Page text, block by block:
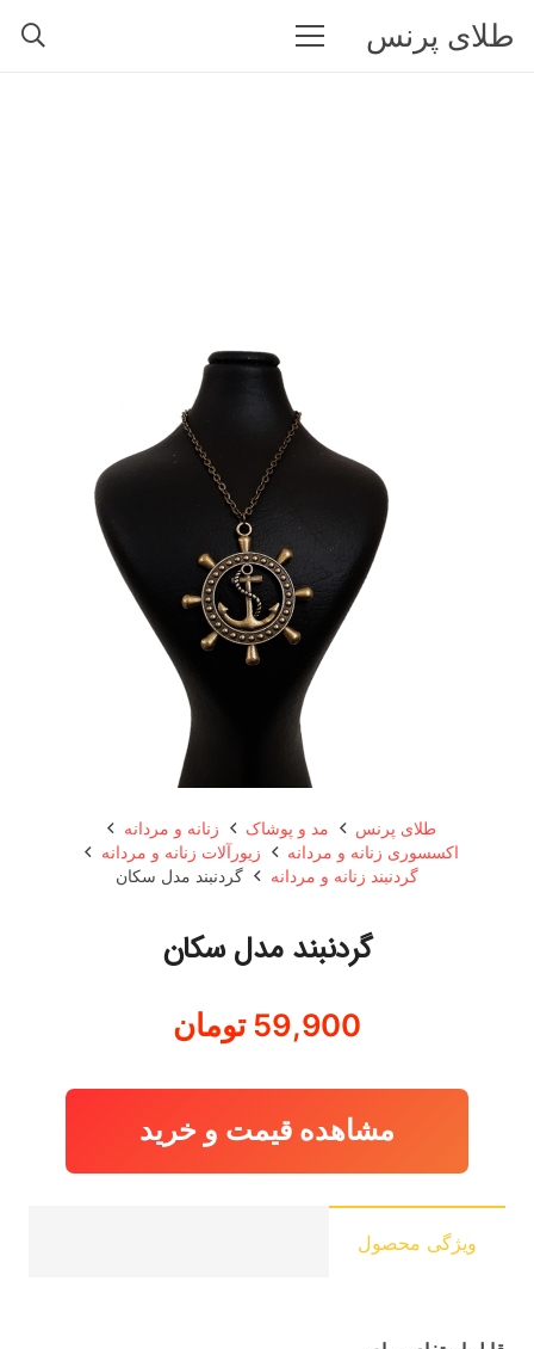
طلای پرنس
طلای پرنس مد و پوشاک
زنانه و مردانه
اکسسوری زنانه و مردانه
زیورآلات زنانه و مردانه
گردنبند زنانه و مردانه
گردنبند مدل سکان
گردنبند مدل سکان
59,900 تومان
مشاهده قیمت و خرید
ویژگی محصول